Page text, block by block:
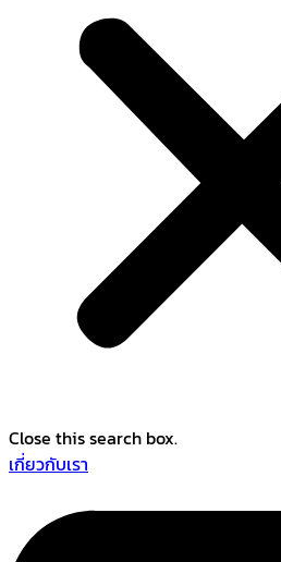
Close this search box.
เกี่ยวกับเรา